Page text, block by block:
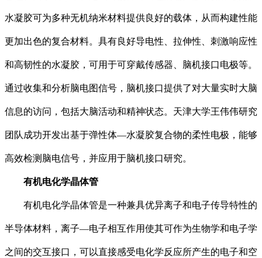
水凝胶可为多种无机纳米材料提供良好的载体，从而构建性能
更加出色的复合材料。具有良好导电性、拉伸性、刺激响应性
和高韧性的水凝胶，可用于可穿戴传感器、脑机接口电极等。
通过收集和分析脑电图信号，脑机接口提供了对大量实时大脑
信息的访问，包括大脑活动和精神状态。天津大学王伟伟研究
团队成功开发出基于弹性体—水凝胶复合物的柔性电极，能够
高效检测脑电信号，并应用于脑机接口研究。
有机电化学晶体管
有机电化学晶体管是一种兼具优异离子和电子传导特性的
半导体材料，离子—电子相互作用使其可作为生物学和电子学
之间的交互接口，可以直接感受电化学反应所产生的电子和空